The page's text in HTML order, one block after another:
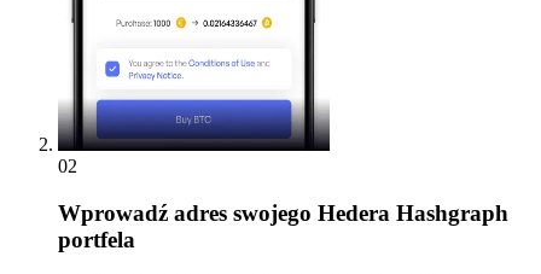
02
Wprowadź adres swojego Hedera Hashgraph
portfela